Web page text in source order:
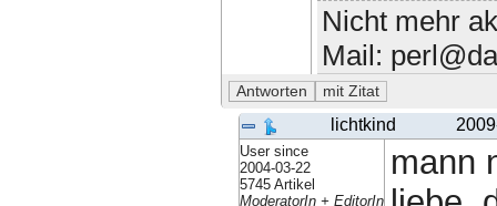
Nicht mehr
Mail:
lichtkind
User since
2004-03-22
5745 Artikel
ModeratorIn + EditorIn
mann